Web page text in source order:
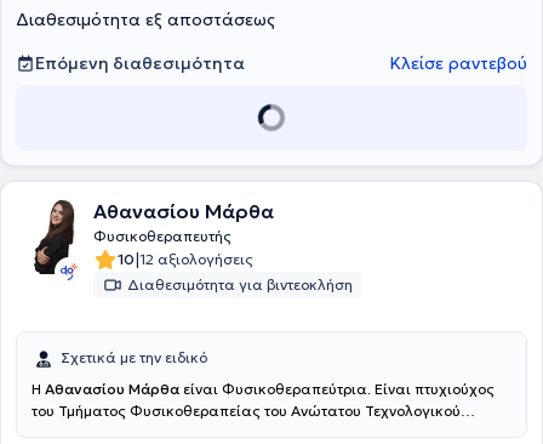
ασθενούς.Ο απώτερος στόχος της θεραπείας τους είναι η πλήρη
επάνοδός σας στις καθημερινές και επαγγελματικές σας
δραστηριότητες, χωρίς πόνο και με βελτιωμένη λειτουργικότητα.
Διαθεσιμότητα εξ αποστάσεως
Επόμενη διαθεσιμότητα
Κλείσε ραντεβού
Αθανασίου Μάρθα
Φυσικοθεραπευτής
10|12 αξιολογήσεις
Διαθεσιμότητα για βιντεοκλήση
Σχετικά με την ειδικό
Η Αθανασίου Μάρθα είναι Φυσικοθεραπεύτρια. Είναι πτυχιούχος
του Τμήματος Φυσικοθεραπείας του Ανώτατου Τεχνολογικού